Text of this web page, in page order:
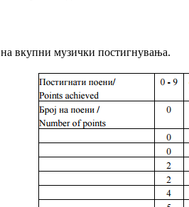
вкупни музички постигнувања.